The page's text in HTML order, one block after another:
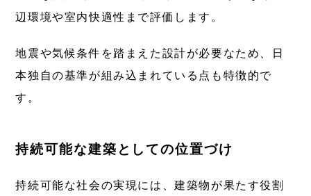
辺環境や室内快適性まで評価します。
地震や気候条件を踏まえた設計が必要なため、日
本独自の基準が組み込まれている点も特徴的で
す。
持続可能な建築としての位置づけ
持続可能な社会の実現には、建築物が果たす役割